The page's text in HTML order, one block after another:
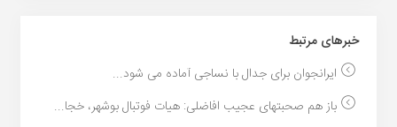
خبر‌های مرتبط
ایرانجوان برای جدال با نساجی آماده می شود...
باز هم صحبتهای عجیب افاضلی: هیات فوتبال بوشهر، خجا...